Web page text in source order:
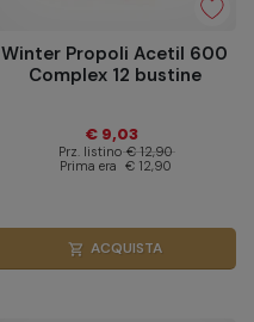
Winter Propoli Acetil 600
Complex 12 bustine
€ 9,03
Prz. listino € 12,90
Prima era € 12,90
shopping_cart ACQUISTA